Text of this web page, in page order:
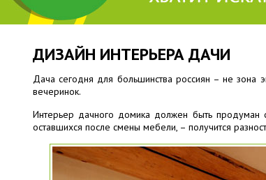
ДИЗАЙН ИНТЕРЬЕРА ДАЧИ
Дача сегодня для большинства россиян – не зона
вечеринок.
Интерьер дачного домика должен быть продуман
оставшихся после смены мебели, – получится